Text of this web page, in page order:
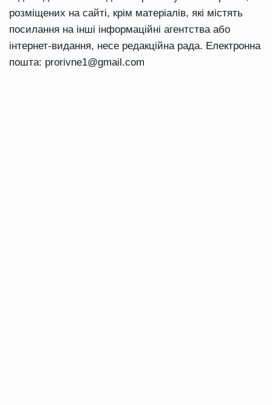
розміщених на сайті, крім матеріалів, які містять
посилання на інші інформаційні агентства або
інтернет-видання, несе редакційна рада. Електронна
пошта: prorivne1@gmail.com